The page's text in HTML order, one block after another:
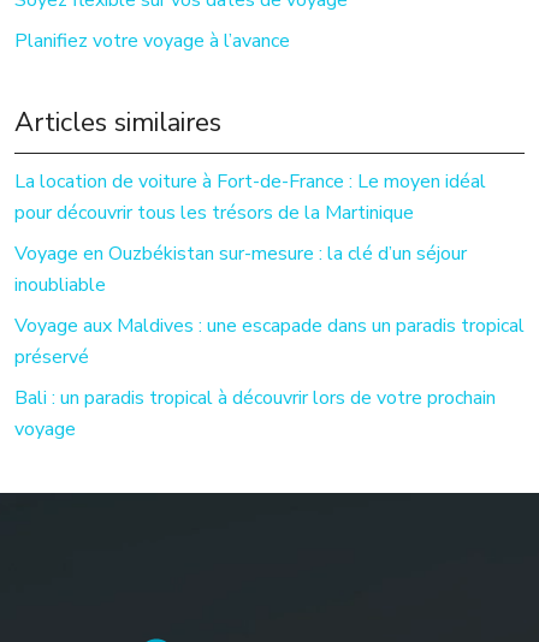
Planifiez votre voyage à l’avance
Articles similaires
La location de voiture à Fort-de-France : Le moyen idéal
pour découvrir tous les trésors de la Martinique
Voyage en Ouzbékistan sur-mesure : la clé d’un séjour
inoubliable
Voyage aux Maldives : une escapade dans un paradis tropical
préservé
Bali : un paradis tropical à découvrir lors de votre prochain
voyage